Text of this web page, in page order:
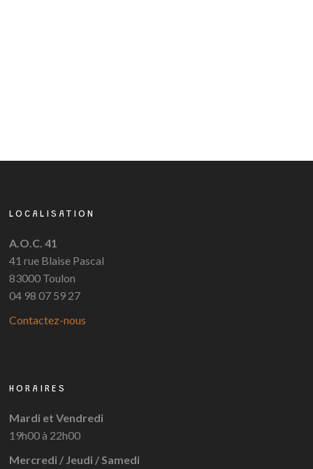
LOCALISATION
A.O.C. 41
41 rue Blaise Pascal
83000 Toulon
04 98 07 59 27
Contactez-nous
HORAIRES
Mardi et Vendredi
19h00 à 22h00
Mercredi / Jeudi / Samedi